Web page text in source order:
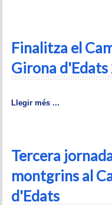
Finalitza el
Girona
Llegir més ...
Tercera
montgrins al
d'Edats